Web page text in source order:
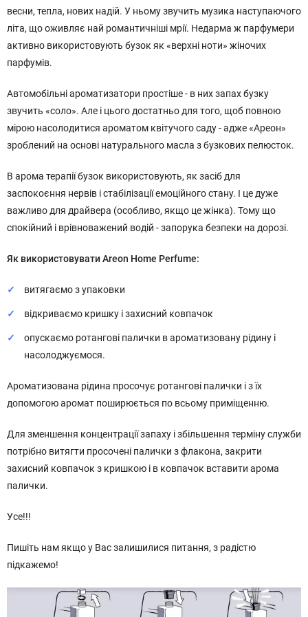
весни, тепла, нових надій. У ньому звучить музика наступаючого
літа, що оживляє най романтичніші мрії. Недарма ж парфумери
активно використовують бузок як «верхні ноти» жіночих
парфумів.
Автомобільні ароматизатори простіше - в них запах бузку
звучить «соло». Але і цього достатньо для того, щоб повною
мірою насолодитися ароматом квітучого саду - адже «Ареон»
зроблений на основі натурального масла з бузкових пелюсток.
В арома терапії бузок використовують, як засіб для
заспокоєння нервів і стабілізації емоційного стану. І це дуже
важливо для драйвера (особливо, якщо це жінка). Тому що
спокійний і врівноважений водій - запорука безпеки на дорозі.
Як використовувати Areon Home Perfume:
витягаємо з упаковки
відкриваємо кришку і захисний ковпачок
опускаємо ротангові палички в ароматизовану рідину і
насолоджуємося.
Ароматизована рідина просочує ротангові палички і з їх
допомогою аромат поширюється по всьому приміщенню.
Для зменшення концентрації запаху і збільшення терміну служби
потрібно витягти просочені палички з флакона, закрити
захисний ковпачок з кришкою і в ковпачок вставити арома
палички.
Усе!!!
Пишіть нам якщо у Вас залишилися питання, з радістю
підкажемо!